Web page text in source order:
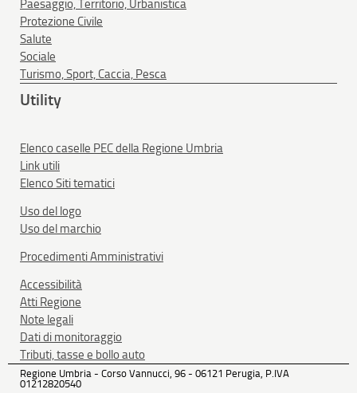
Paesaggio, Territorio, Urbanistica
Protezione Civile
Salute
Sociale
Turismo, Sport, Caccia, Pesca
Utility
Elenco caselle PEC della Regione Umbria
Link utili
Elenco Siti tematici
Uso del logo
Uso del marchio
Procedimenti Amministrativi
Accessibilità
Atti Regione
Note legali
Dati di monitoraggio
Tributi, tasse e bollo auto
Regione Umbria - Corso Vannucci, 96 - 06121 Perugia, P.IVA
01212820540